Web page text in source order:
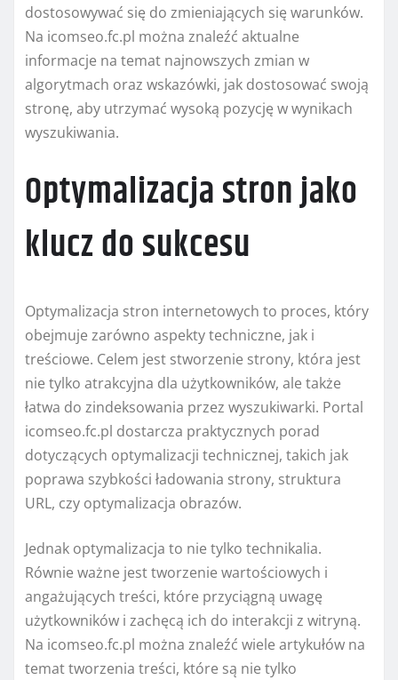
dostosowywać się do zmieniających się warunków.
Na icomseo.fc.pl można znaleźć aktualne
informacje na temat najnowszych zmian w
algorytmach oraz wskazówki, jak dostosować swoją
stronę, aby utrzymać wysoką pozycję w wynikach
wyszukiwania.
Optymalizacja stron jako
klucz do sukcesu
Optymalizacja stron internetowych to proces, który
obejmuje zarówno aspekty techniczne, jak i
treściowe. Celem jest stworzenie strony, która jest
nie tylko atrakcyjna dla użytkowników, ale także
łatwa do zindeksowania przez wyszukiwarki. Portal
icomseo.fc.pl dostarcza praktycznych porad
dotyczących optymalizacji technicznej, takich jak
poprawa szybkości ładowania strony, struktura
URL, czy optymalizacja obrazów.
Jednak optymalizacja to nie tylko technikalia.
Równie ważne jest tworzenie wartościowych i
angażujących treści, które przyciągną uwagę
użytkowników i zachęcą ich do interakcji z witryną.
Na icomseo.fc.pl można znaleźć wiele artykułów na
temat tworzenia treści, które są nie tylko